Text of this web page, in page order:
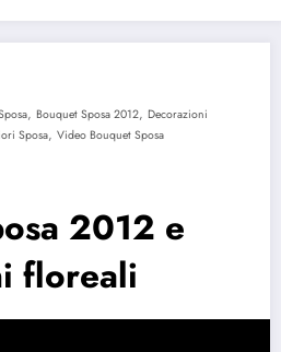
, Bouquet Sposa 2012, Decorazioni
Sposa, Video Bouquet Sposa
2012 e
floreali